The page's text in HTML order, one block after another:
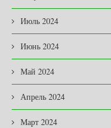
Июль 2024
Июнь 2024
Май 2024
Апрель 2024
Март 2024